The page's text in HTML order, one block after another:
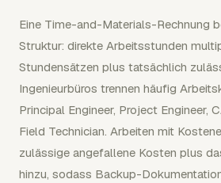
Eine Time-and-Materials-Rechnung
Struktur: direkte Arbeitsstunden
Stundensätzen plus tatsächlich
Ingenieurbüros trennen häufig
Principal Engineer, Project Engineer,
Field Technician. Arbeiten mit
zulässige angefallene Kosten plus
hinzu, sodass Backup-